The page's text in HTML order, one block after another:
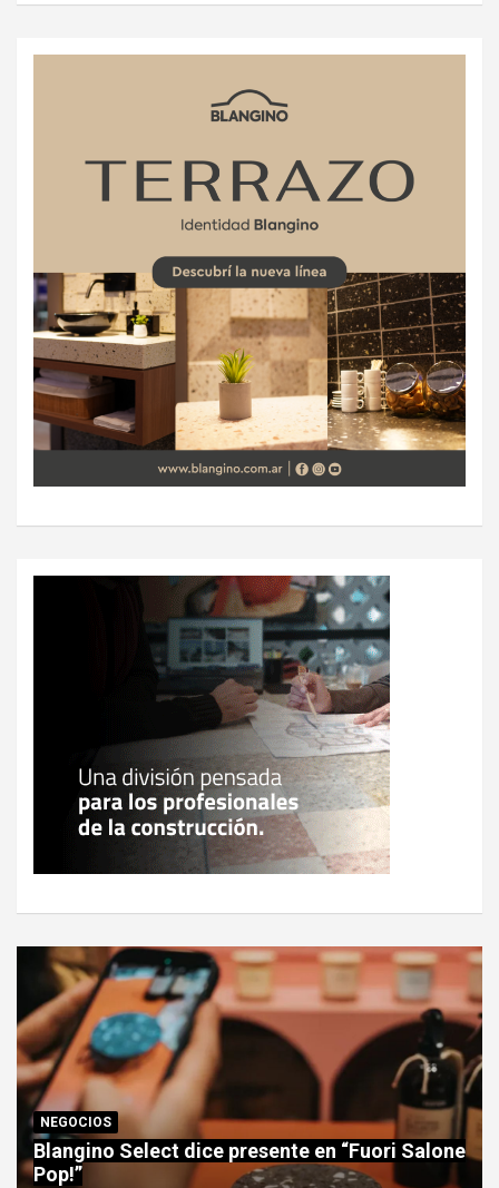
NEGOCIOS
Blangino Select dice presente en “Fuori Salone
Pop!”